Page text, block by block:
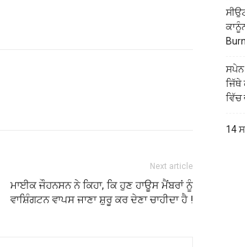
Next article
ਮਾਈਕ ਜੌਹਨਸਨ ਨੇ ਕਿਹਾ, ਕਿ ਹੁਣ ਹਾਊਸ ਮੈਂਬਰਾਂ ਨੂੰ
ਵਾਸ਼ਿੰਗਟਨ ਵਾਪਸ ਜਾਣਾ ਸ਼ੁਰੂ ਕਰ ਦੇਣਾ ਚਾਹੀਦਾ ਹੈ !
ਸਪੇਨ
ਜਿੱਥੇ
ਵਿੱਚ
14